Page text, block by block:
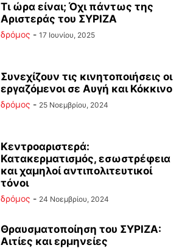
Τι ώρα είναι; Όχι πάντως της
Αριστεράς του ΣΥΡΙΖΑ
δρόμος - 17 Ιουνίου, 2025
Συνεχίζουν τις κινητοποιήσεις οι
εργαζόμενοι σε Αυγή και Κόκκινο
δρόμος - 25 Νοεμβρίου, 2024
Κεντροαριστερά:
Κατακερματισμός, εσωστρέφεια
και χαμηλοί αντιπολιτευτικοί
τόνοι
δρόμος - 24 Νοεμβρίου, 2024
Θραυσματοποίηση του ΣΥΡΙΖΑ:
Αιτίες και ερμηνείες